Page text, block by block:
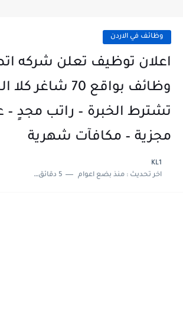
وظائف في الاردن
اعلان توظيف تعلن شركه
وظائف بواقع 70
تشترط الخبرة – راتب مجدٍ –
مجزية – مكافآت شهرية
KL1
اخر تحديث :منذ بضع اعوام 5 دقائق للقراءة